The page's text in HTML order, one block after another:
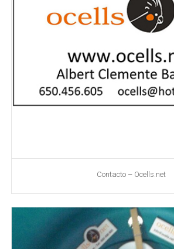
Contacto – Ocells.net